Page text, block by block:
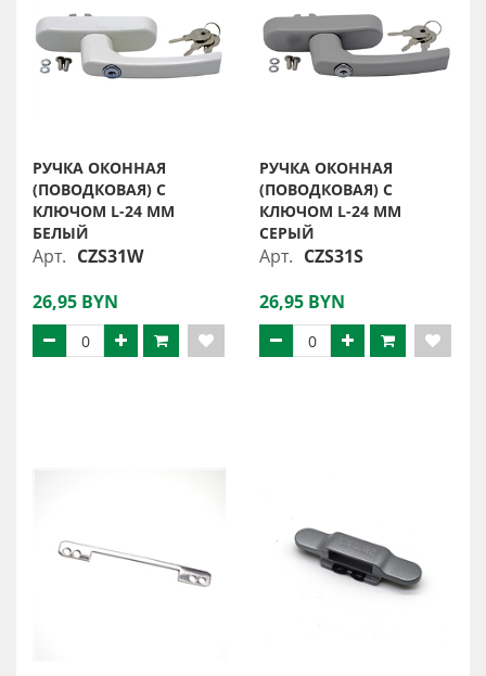
РУЧКА ОКОННАЯ
(ПОВОДКОВАЯ) С
КЛЮЧОМ L-24 MM
БЕЛЫЙ
Арт. CZS31W
26,95 BYN
РУЧКА ОКОННАЯ
(ПОВОДКОВАЯ) С
КЛЮЧОМ L-24 MM
СЕРЫЙ
Арт. CZS31S
26,95 BYN